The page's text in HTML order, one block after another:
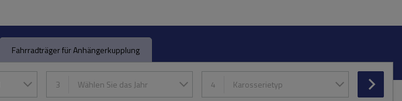
Fahrradträger für Anhängerkupplung
3 Wählen Sie das Jahr 4 Karosserietyp